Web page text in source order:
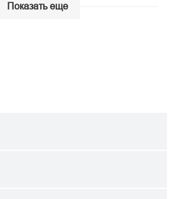
Показать еще